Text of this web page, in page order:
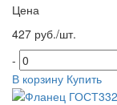
Цена
427 руб./шт.
-
В корзину Купить